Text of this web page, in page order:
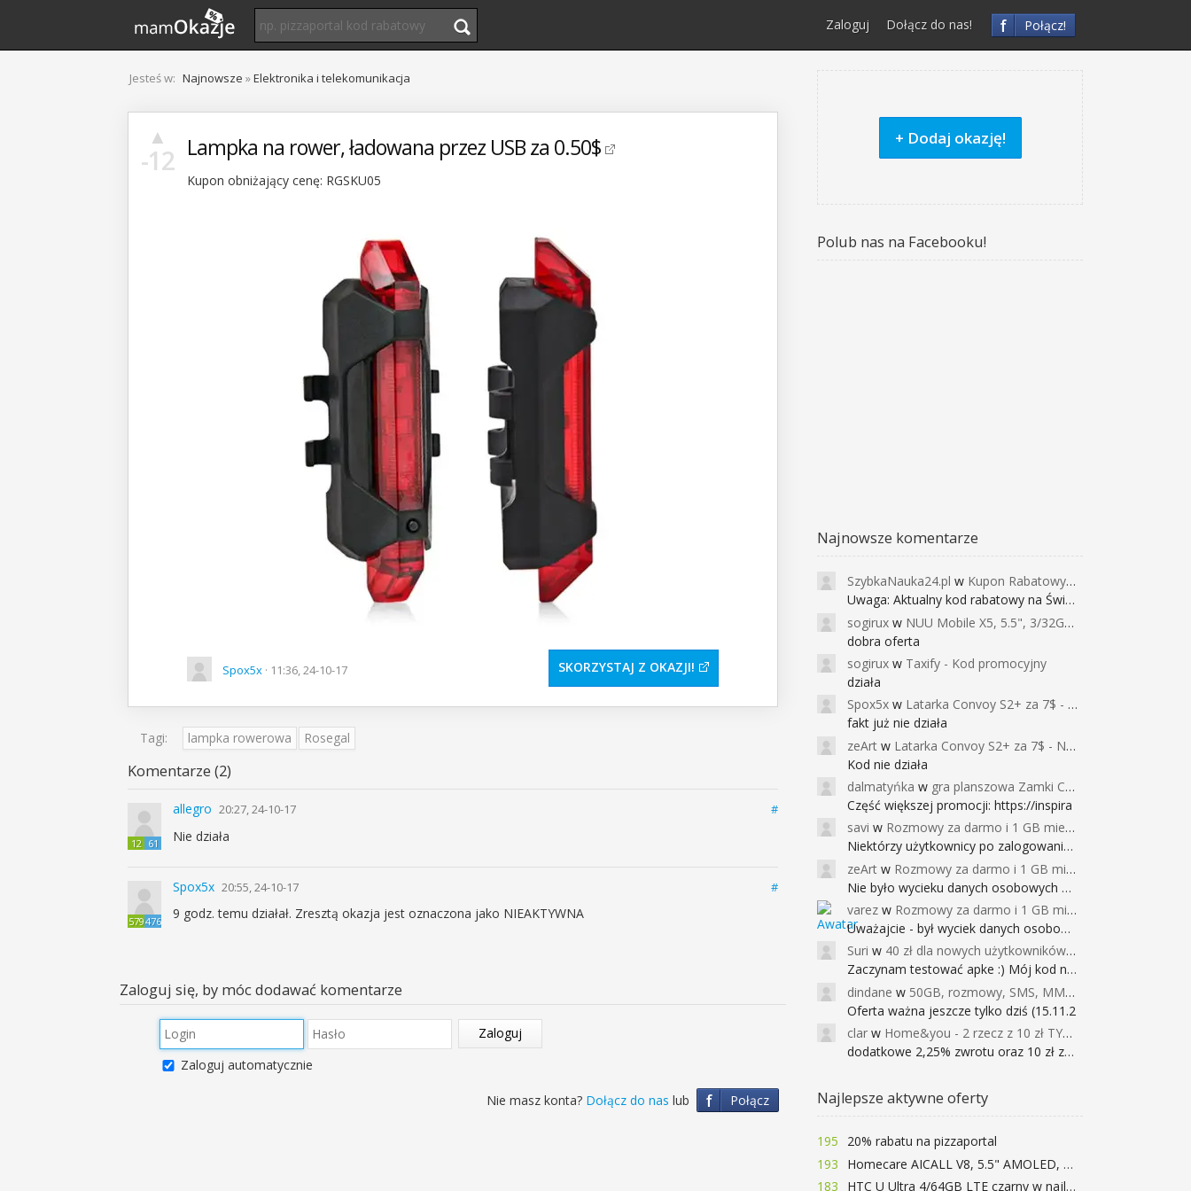
f Połącz!
Zaloguj Dołącz do nas!
Jesteś w: Najnowsze »Elektronika i telekomunikacja
▲
-12 Lampka na rower, ładowana przez USB za 0.50$
Kupon obniżający cenę: RGSKU05
Spox5x · 11:36, 24-10-17 SKORZYSTAJ Z OKAZJI
Tagi: lampka rowerowa Rosegal
Komentarze (2)
12 61
allegro 20:27, 24-10-17 #
Nie działa
579476
Spox5x 20:55, 24-10-17 #
9 godz. temu działał. Zresztą okazja jest oznaczona jako NIEAKTYWNA
Zaloguj się, by móc dodawać komentarze
Zaloguj
Zaloguj automatycznie
f Połącz
Nie masz konta? Dołącz do nas lub
+ Dodaj okazję!
Polub nas na Facebooku!
Najnowsze komentarze
SzybkaNauka24.pl w Kupon Rabatowy na Kurs Angielskiego dla Dzieci - FunEnglish
Uwaga: Aktualny kod rabatowy na Święta (
sogirux w NUU Mobile X5, 5.5", 3/32GB, czujnik linii papilarnych, 2950mAh, aparat 13MP za 267zł - Banggood
dobra oferta
sogirux w Taxify - Kod promocyjny
działa
Spox5x w Latarka Convoy S2+ za 7$ - Najniższa cena od 2017r
fakt już nie działa
zeArt w Latarka Convoy S2+ za 7$ - Najniższa cena od 2017r
Kod nie działa
dalmatyńka w gra planszowa Zamki Caladale za 39zł
Część większej promocji: https://inspira
savi w Rozmowy za darmo i 1 GB miesięcznie
Niektórzy użytkownicy po zalogowaniu do
zeArt w Rozmowy za darmo i 1 GB miesięcznie
Nie było wycieku danych osobowych a nieo
varez w Rozmowy za darmo i 1 GB miesięcznie
Uważajcie - był wyciek danych osobowych
Suri w 40 zł dla nowych użytkowników Google Pay (dawniej Android Pay)
Zaczynam testować apke :) Mój kod na 40
dindane w 50GB, rozmowy, SMS, MMS bez limitu przez 6 miesięcy za darmo za przeniesienie numeru do Play NEXT
Oferta ważna jeszcze tylko dziś (15.11.2
clar w Home&you - 2 rzecz z 10 zł TYLKO DZISIAJ
dodatkowe 2,25% zwrotu oraz 10 zł za r
Najlepsze aktywne oferty
195
20% rabatu na pizzaportal
193
Homecare AICALL V8, 5.5" AMOLED, 4/128GB, Snapdragon 652, LTE, QC3.0, 3400mAh za 416zł
183
HTC U Ultra 4/64GB LTE czarny w najlepszej cenie na rynku 799 zł!!!